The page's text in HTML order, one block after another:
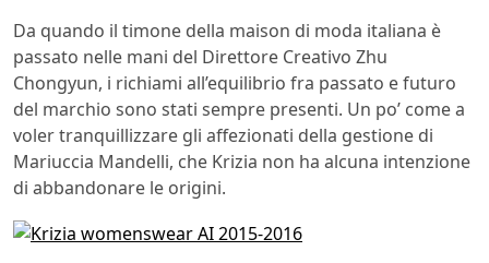
Da quando il timone della maison di moda italiana è
passato nelle mani del Direttore Creativo Zhu
Chongyun, i richiami all’equilibrio fra passato e futuro
del marchio sono stati sempre presenti. Un po’ come a
voler tranquillizzare gli affezionati della gestione di
Mariuccia Mandelli, che Krizia non ha alcuna intenzione
di abbandonare le origini.